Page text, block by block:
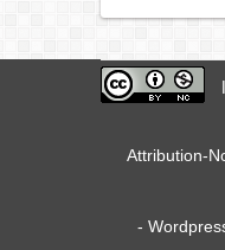
Attribution-
-